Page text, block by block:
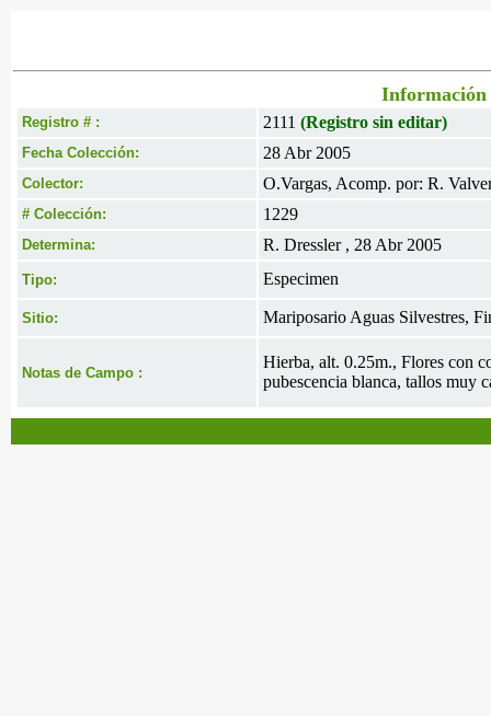
Información
Registro # : 2111 (Registro sin editar)
Fecha Colección: 28 Abr 2005
Colector: O.Vargas, Acomp. por: R.
# Colección: 1229
Determina: R. Dressler , 28 Abr 2005
Tipo: Especimen
Sitio: Mariposario Aguas Silvestres,
Notas de Campo :
Hierba, alt. 0.25m., Flores con
pubescencia blanca, tallos muy